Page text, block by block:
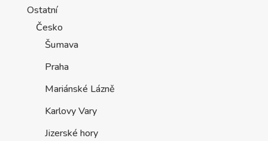
Ostatní
Česko
Šumava
Praha
Mariánské Lázně
Karlovy Vary
Jizerské hory